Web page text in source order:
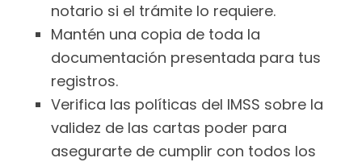
notario si el trámite lo requiere.
Mantén una copia de toda la
documentación presentada para tus
registros.
Verifica las políticas del IMSS sobre la
validez de las cartas poder para
asegurarte de cumplir con todos los